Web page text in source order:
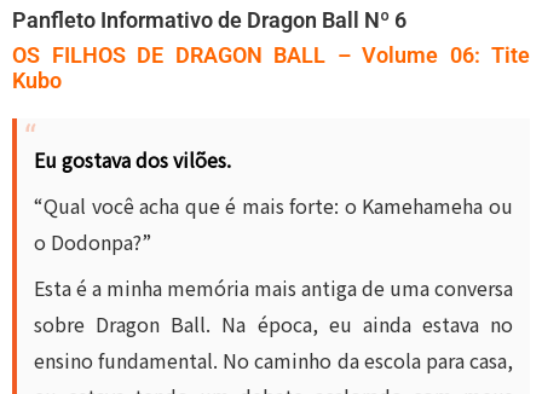
Panfleto Informativo de Dragon Ball Nº 6
OS FILHOS DE DRAGON BALL – Volume 06: Tite
Kubo
Eu gostava dos vilões.
“Qual você acha que é mais forte: o Kamehameha ou
o Dodonpa?”
Esta é a minha memória mais antiga de uma conversa
sobre Dragon Ball. Na época, eu ainda estava no
ensino fundamental. No caminho da escola para casa,